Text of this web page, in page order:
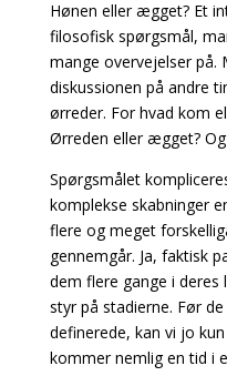
Hønen eller ægget? Et
filosofisk spørgsmål,
mange overvejelser på.
diskussionen på andre
ørreder. Forhvad kom
Ørreden eller ægget?
Spørgsmålet
komplekse skabninger
flere og meget
gennemgår. Ja, faktisk
dem flere gange i
styr på stadierne. Før
definerede, kan vi jo
kommer nemlig en tid i